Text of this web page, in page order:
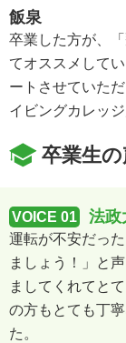
飯泉
卒業した方が、
てオススメして
ートさせていた
イビングカレッジ
卒業生
VOICE 01 法
運転が不安だっ
ましょう！」と
ましてくれてと
の方もとても丁
た。